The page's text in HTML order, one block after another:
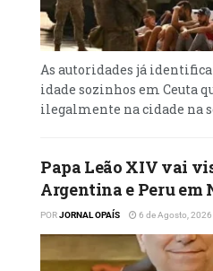
As autoridades já
idade sozinhos em Ceuta
ilegalmente na cidade na
Papa Leão XIV vai
Argentina e Peru em
PORJORNAL OPAÍS 6 de Agosto, 2026